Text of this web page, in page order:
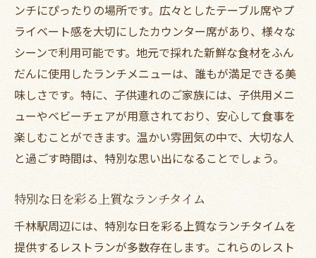
ンチにぴったりの場所です。広々としたテーブル席やプ
ライベート感を大切にしたカウンター席があり、様々な
シーンで利用可能です。地元で採れた新鮮な食材をふん
だんに使用したランチメニューは、誰もが満足できる美
味しさです。特に、子供連れのご家族には、子供用メニ
ューやベビーチェアが用意されており、安心して食事を
楽しむことができます。温かい雰囲気の中で、大切な人
と過ごす時間は、特別な思い出になることでしょう。
特別な日を彩る上質なランチタイム
千林駅周辺には、特別な日を彩る上質なランチタイムを
提供するレストランが多数存在します。これらのレスト